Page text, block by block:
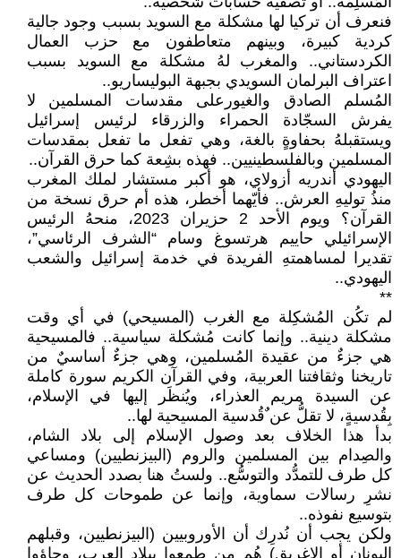
فنعرف أن تركيا لها مشكلة مع السويد بسبب وجود جالية
كردية كبيرة، وبينهم متعاطفون مع حزب العمال
الكردستاني.. والمغرب لهُ مشكلة مع السويد بسبب
اعتراف البرلمان السويدي بجبهة البوليساريو..
المُسلم الصادق والغيورعلى مقدسات المسلمين لا
يفرش السجّادة الحمراء والزرقاء لرئيس إسرائيل
ويستقبلهُ بحفاوةٍ بالغة، وهي تفعل ما تفعل بمقدسات
المسلمين وبالفلسطينيين.. فهذه بشِعة كما حرق القرآن..
اليهودي أندريه أزولاي، هو أكبر مستشار لملك المغرب
منذُ توليهِ العرش.. فأيّهما أخطر، هذه أم حرق نسخة من
القرآن؟ ويوم الأحد 2 حزيران 2023، منحهُ الرئيس
الإسرائيلي حاييم هرتسوغ وسام “الشرف الرئاسي”،
تقديرا لمساهمتهِ الفريدة في خدمة إسرائيل والشعب
اليهودي..
**
لم تكُن المُشكِلة مع الغرب (المسيحي) في أي وقت
مشكلة دينية.. وإنما كانت مُشكلة سياسية.. فالمسيحية
هي جزءٌ من عقيدة المُسلمين، وهي جزءٌ أساسيٌ من
تاريخنا وثقافتنا العربية، وفي القرآن الكريم سورة كاملة
عن السيدة مريم العذراء، ويُنظَر إليها في الإسلام،
بِقُدسيةٍ، لا تقلُّ عن ٌقُدسية المسيحية لها..
بدأ هذا الخلاف بعد وصول الإسلام إلى بلاد الشام،
والصِدام بين المسلمين والروم (البيزنطيين) ومساعي
كل طرف للتمدُّد والتوسُّع.. ولستُ هنا بصدد الحديث عن
نشرِ رسالات سماوية، وإنما عن طموحات كل طرف
بتوسيع نفوذه..
ولكن يجب أن نُدرِك أن الأوروبيين (البيزنطيين، وقبلهم
اليونان أو الإغريق) هُم من طمعوا ببلاد العرب، وجاؤوا